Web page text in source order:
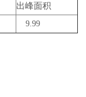
出峰面积
9.99